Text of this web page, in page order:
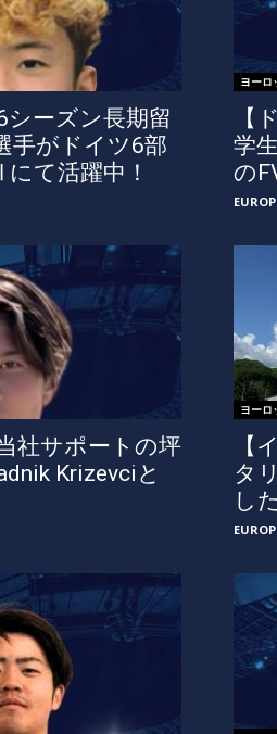
シーズン長期留
手がドイツ6部
て活躍中！
ヨーロ
【
学
の
社サポートの坪
Krizevciと
ヨーロ
【
タ
した